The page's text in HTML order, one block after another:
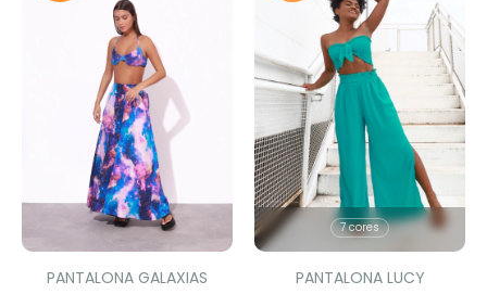
PANTALONA GALAXIAS
7 cores
PANTALONA LUCY